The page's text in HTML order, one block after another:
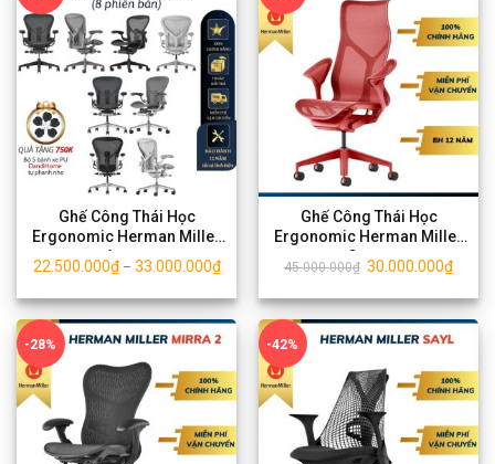
Ghế Công Thái Học
Ergonomic Herman Miller
Aeron
22.500.000₫– 33.000.000₫
Ghế Công Thái Học
Ergonomic Herman Miller
Cosm
45.000.000₫ 30.000.000₫
-28% -42%